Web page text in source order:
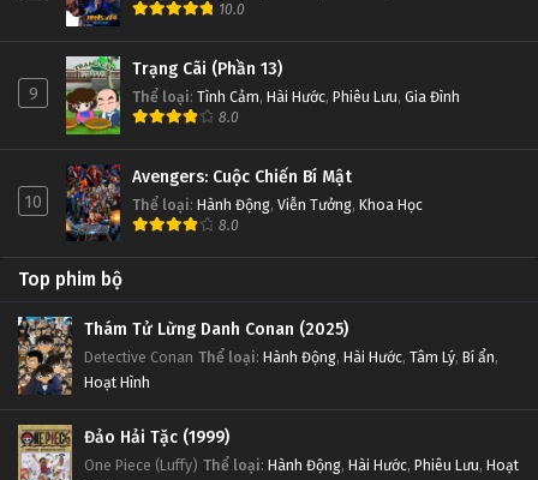
10.0
9
Trạng Cãi (Phần 13)
Thể loại: Tình Cảm, Hài Hước, Phiêu Lưu, Gia Đình
8.0
10
Avengers: Cuộc Chiến Bí Mật
Thể loại: Hành Động, Viễn Tưởng, Khoa Học
8.0
Top phim bộ
Thám Tử Lừng Danh Conan (2025)
Detective Conan Thể loại: Hành Động, Hài Hước, Tâm Lý, Bí ẩn,
Hoạt Hình
Đảo Hải Tặc (1999)
One Piece (Luffy) Thể loại: Hành Động, Hài Hước, Phiêu Lưu, Hoạt